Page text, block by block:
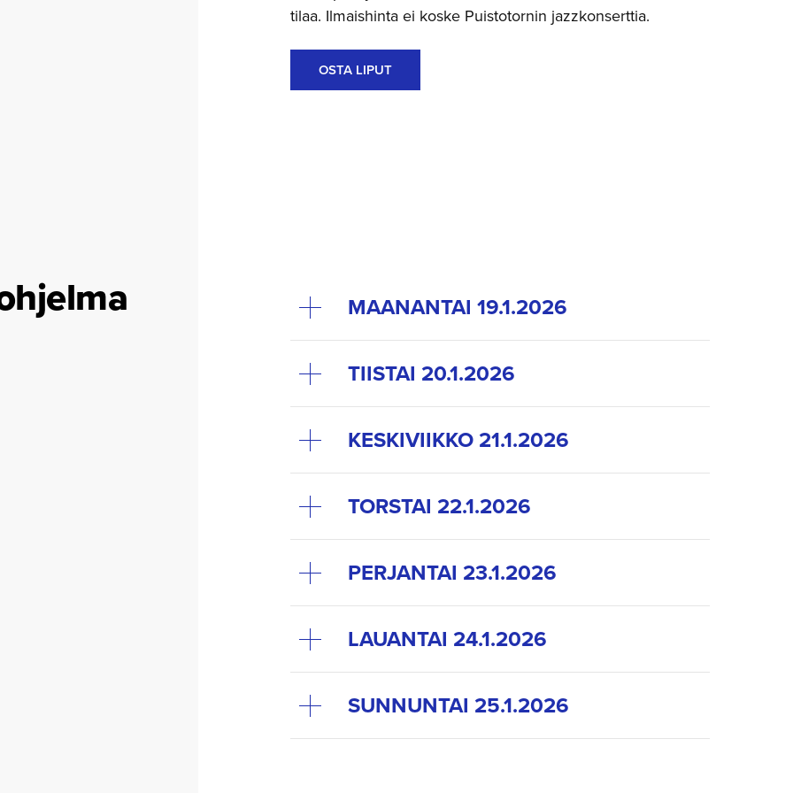
tilaa. Ilmaishinta ei koske Puistotornin jazzkonserttia.
OSTA LIPUT
MAANANTAI 19.1.2026
TIISTAI 20.1.2026
KESKIVIIKKO 21.1.2026
TORSTAI 22.1.2026
PERJANTAI 23.1.2026
LAUANTAI 24.1.2026
SUNNUNTAI 25.1.2026